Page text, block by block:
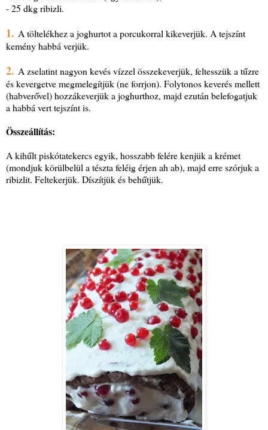
- 25 dkg ribizli.
1. A töltelékhez a joghurtot a porcukorral kikeverjük. A tejszínt
kemény habbá verjük.
2. A zselatint nagyon kevés vízzel összekeverjük, feltesszük a tűzre
és kevergetve megmelegítjük (ne forrjon). Folytonos keverés mellett
(habverővel) hozzákeverjük a joghurthoz, majd ezután belefogatjuk
a habbá vert tejszínt is.
Összeállítás:
A kihűlt piskótatekercs egyik, hosszabb felére kenjük a krémet
(mondjuk körülbelül a tészta feléig érjen ah ab), majd erre szórjuk a
ribizlit. Feltekerjük. Díszítjük és behűtjük.